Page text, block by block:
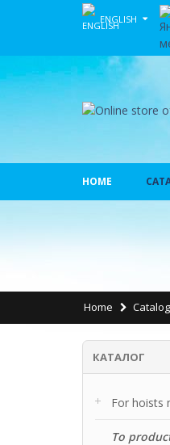
ENGLISH
HOME
Home Catalog
КАТАЛОГ
For hoists
To